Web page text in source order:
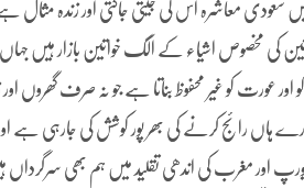
سعودی معاشرہ اس کی جیتی جاگتی اور زندہ مثال
کی مخصوص اشیاء کے الگ خواتین بازار ہیں جہاں
کو غیر محفوظ بناتا ہے جو نہ صرف گھروں اور
ہاں رائج کرنے کی بھر پور کوشش کی جارہی ہے
اور مغرب کی اندھی تقلید میں ہم بھی سرگرداں